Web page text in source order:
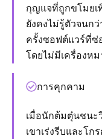
กุญแจที่ถูกขโมย
ยังคงไม่รู้ตัวจนก
ครั้งซอฟต์แวร์ที่ซ่
โดยไม่มีเครื่องห
การคุกคาม
เมื่อนักต้มตุ๋นชนะ
เขาเร่งรีบและโ